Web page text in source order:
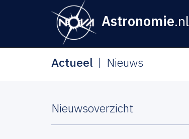
Astronomie.nl
Actueel Nieuws
Nieuwsoverzicht